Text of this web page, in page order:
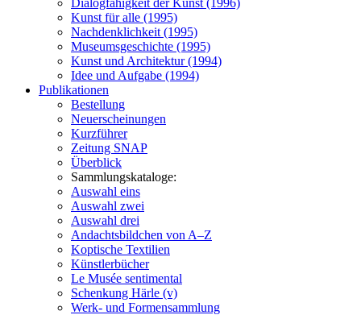
Dialogfähigkeit der Kunst (1996)
Kunst für alle (1995)
Nachdenklichkeit (1995)
Museumsgeschichte (1995)
Kunst und Architektur (1994)
Idee und Aufgabe (1994)
Publikationen
Bestellung
Neuerscheinungen
Kurzführer
Zeitung SNAP
Überblick
Sammlungskataloge:
Auswahl eins
Auswahl zwei
Auswahl drei
Andachtsbildchen von A–Z
Koptische Textilien
Künstlerbücher
Le Musée sentimental
Schenkung Härle (v)
Werk- und Formensammlung